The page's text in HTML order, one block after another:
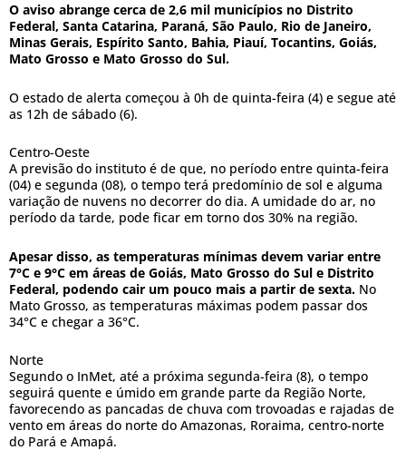
O aviso abrange cerca de 2,6 mil municípios no Distrito
Federal, Santa Catarina, Paraná, São Paulo, Rio de Janeiro,
Minas Gerais, Espírito Santo, Bahia, Piauí, Tocantins, Goiás,
Mato Grosso e Mato Grosso do Sul.
O estado de alerta começou à 0h de quinta-feira (4) e segue até
as 12h de sábado (6).
Centro-Oeste
A previsão do instituto é de que, no período entre quinta-feira
(04) e segunda (08), o tempo terá predomínio de sol e alguma
variação de nuvens no decorrer do dia. A umidade do ar, no
período da tarde, pode ficar em torno dos 30% na região.
Apesar disso, as temperaturas mínimas devem variar entre
7°C e 9°C em áreas de Goiás, Mato Grosso do Sul e Distrito
Federal, podendo cair um pouco mais a partir de sexta. No
Mato Grosso, as temperaturas máximas podem passar dos
34°C e chegar a 36°C.
Norte
Segundo o InMet, até a próxima segunda-feira (8), o tempo
seguirá quente e úmido em grande parte da Região Norte,
favorecendo as pancadas de chuva com trovoadas e rajadas de
vento em áreas do norte do Amazonas, Roraima, centro-norte
do Pará e Amapá.